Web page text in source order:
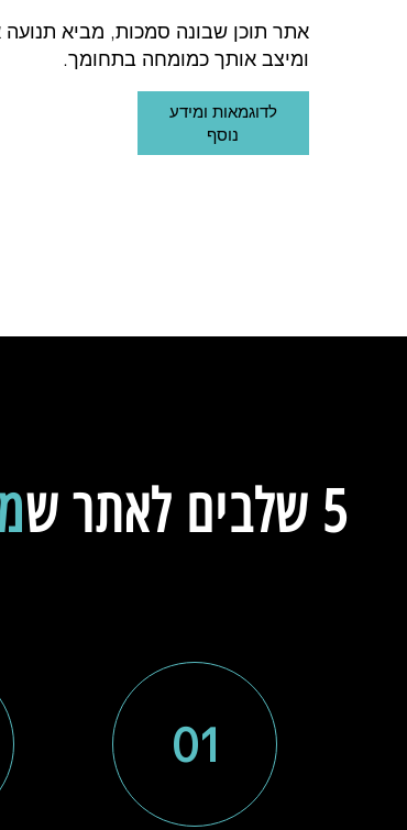
אתר תוכן שבונה סמכות, מביא תנועה
ומיצב אותך כמומחה בתחומך.
לדוגמאות ומידע
נוסף
5 שלבים לאתר ש